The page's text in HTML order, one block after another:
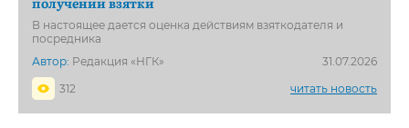
В настоящее дается оценка действиям взяткодателя и
посредника
Автор: Редакция «НГК»
31.07.2026
312
читать новость